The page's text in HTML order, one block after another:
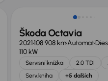
Škoda Octavia
2021108 908 kmAutomat
110 kW
Servisní knížka 2.0 TDI
Serv.kniha
+5 dalších